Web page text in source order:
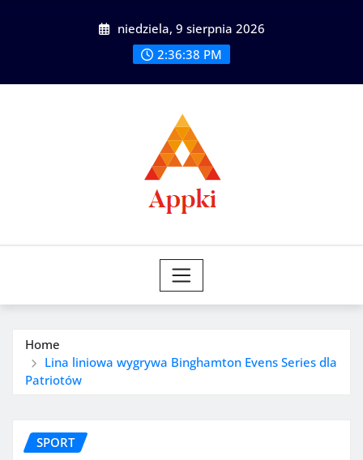
niedziela, 9 sierpnia 2026
2:36:40 PM
Home
Lina liniowa wygrywa Binghamton Evens Series dla
Patriotów
SPORT